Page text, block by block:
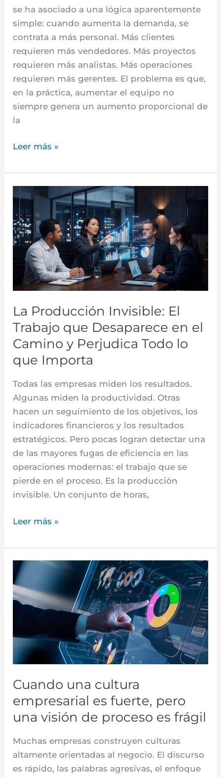
se ha asociado a una lógica aparentemente
simple: cuando aumenta la demanda, se
contrata a más personal. Más clientes
requieren más vendedores. Más proyectos
requieren más analistas. Más operaciones
requieren más gerentes. El problema es que,
en la práctica, aumentar el equipo no
siempre genera un aumento proporcional de
la
Leer más »
La Producción Invisible: El
Trabajo que Desaparece en el
Camino y Perjudica Todo lo
que Importa
Todas las empresas miden los resultados.
Algunas miden la productividad. Otras
hacen un seguimiento de los objetivos, los
indicadores financieros y los resultados
estratégicos. Pero pocas logran detectar una
de las mayores fugas de eficiencia en las
operaciones modernas: el trabajo que se
pierde en el proceso. Es la producción
invisible. Un conjunto de horas,
Producción
Invisible:
El
Trabajo
que
Desaparece
en
Camino
y
Perjudica
Todo
que
Importa
Leer más »
Cuando una cultura
empresarial es fuerte, pero
una visión de proceso es frágil
Muchas empresas construyen culturas
altamente orientadas al negocio. El discurso
es rápido, las palabras agresivas, el enfoque
Cuando
una
cultura
empresarial
fuerte,
pero
una
visión
de
proceso
es